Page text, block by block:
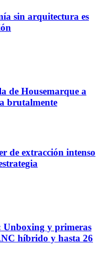
sin arquitectura es
de Housemarque a
brutalmente
de extracción intenso
y primeras
híbrido y hasta 26